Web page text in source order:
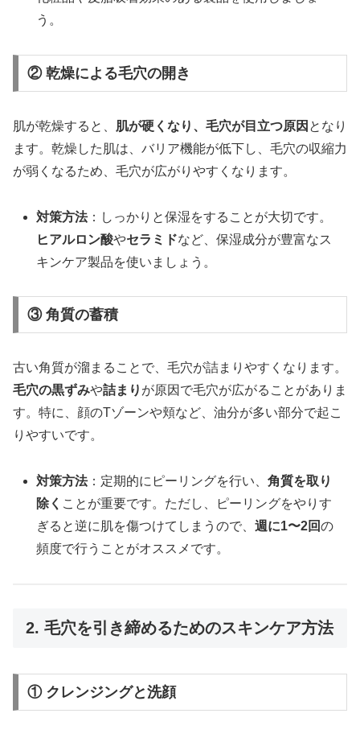
う。
② 乾燥による毛穴の開き
肌が乾燥すると、 肌が硬くなり、毛穴が目立つ原因 となり
ます。乾燥した肌は、バリア機能が低下し、毛穴の収縮力
が弱くなるため、毛穴が広がりやすくなります。
対策方法：しっかりと保湿をすることが大切です。
ヒアルロン酸やセラミドなど、保湿成分が豊富なス
キンケア製品を使いましょう。
③ 角質の蓄積
古い角質が溜まることで、毛穴が詰まりやすくなります。
毛穴の黒ずみや詰まり が原因で毛穴が広がることがありま
す。特に、顔のTゾーンや頬など、油分が多い部分で起こ
りやすいです。
対策方法：定期的にピーリングを行い、角質を取り
除く ことが重要です。ただし、ピーリングをやりす
ぎると逆に肌を傷つけてしまうので、週に1〜2回の
頻度で行うことがオススメです。
2. 毛穴を引き締めるためのスキンケア方法
① クレンジングと洗顔